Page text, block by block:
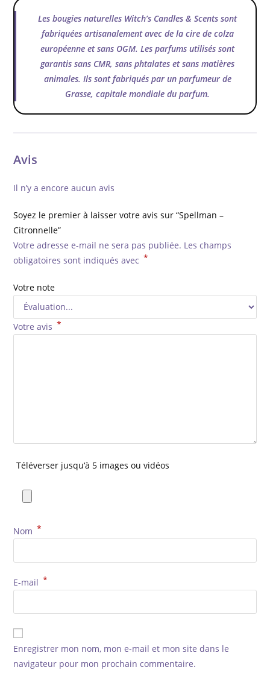
Les bougies naturelles Witch’s Candles & Scents sont
fabriquées artisanalement avec de la cire de colza
européenne et sans OGM. Les parfums utilisés sont
garantis sans CMR, sans phtalates et sans matières
animales. Ils sont fabriqués par un parfumeur de
Grasse, capitale mondiale du parfum.
Avis
Il n’y a encore aucun avis
Soyez le premier à laisser votre avis sur “Spellman –
Citronnelle”
Votre adresse e-mail ne sera pas publiée. Les champs
obligatoires sont indiqués avec *
Votre note
Votre avis *
Téléverser jusqu‘à 5 images ou vidéos
Nom *
E-mail *
Enregistrer mon nom, mon e-mail et mon site dans le
navigateur pour mon prochain commentaire.